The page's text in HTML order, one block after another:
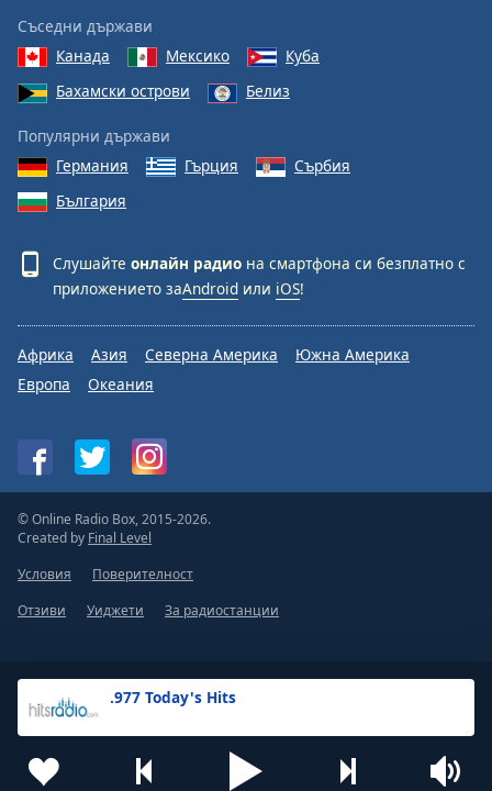
.977 Today's Hits
Съседни държави
Канада
Мексико
Куба
Бахамски острови
Белиз
Популярни държави
Германия
Гърция
Сърбия
България
Слушайте онлайн радио на смартфона си безплатно с
приложението заAndroid или iOS!
Африка Азия Северна Америка
Южна Америка
Европа
Океания
© Online Radio Box, 2015-2026.
Created by Final Level
Условия
Поверителност
Отзиви
Уиджети За радиостанции